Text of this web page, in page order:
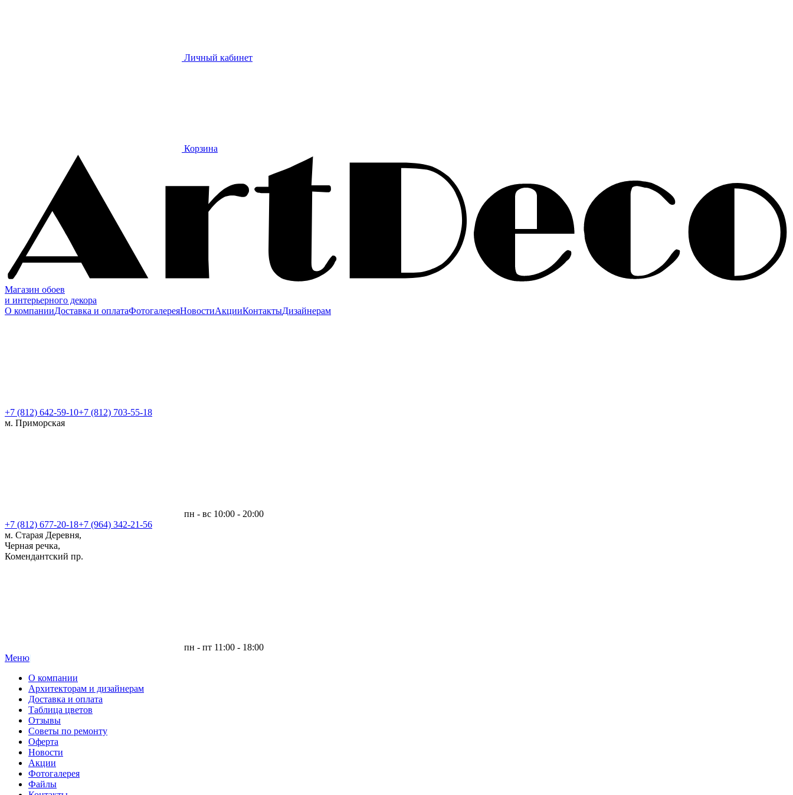
Личный кабинет
Корзина
Магазин обоев
и интерьерного декора
О компанииДоставка и оплатаФотогалереяНовостиАкцииКонтактыДизайнерам
+7 (812) 642-59-10+7 (812) 703-55-18
м. Приморская
пн - вс 10:00 - 20:00
+7 (812) 677-20-18+7 (964) 342-21-56
м. Старая Деревня,
Черная речка,
Комендантский пр.
пн - пт 11:00 - 18:00
Меню|
О компании
Архитекторам и дизайнерам
Доставка и оплата
Таблица цветов
Отзывы
Советы по ремонту
Оферта
Новости
Акции
Фотогалерея
Файлы